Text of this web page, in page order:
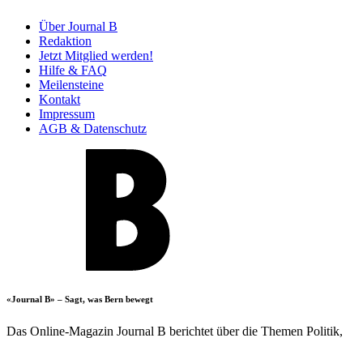
Über Journal B
Redaktion
Jetzt Mitglied werden!
Hilfe & FAQ
Meilensteine
Kontakt
Impressum
AGB & Datenschutz
«Journal B» – Sagt, was Bern bewegt
Das Online-Magazin Journal B berichtet über die Themen Politik,